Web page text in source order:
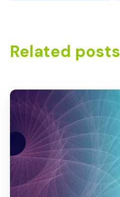
Related posts